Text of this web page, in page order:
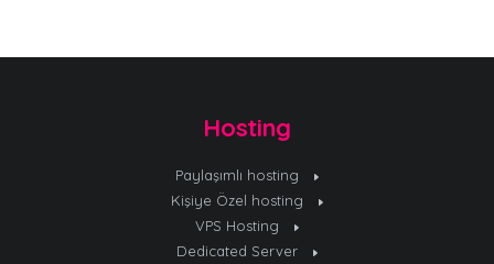
Hosting
Paylaşımlı hosting
Kişiye Özel hosting
VPS Hosting
Dedicated Server